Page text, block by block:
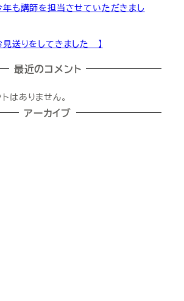
年も講師を担当させていただきまし
見送りをしてきました 】
最近のコメント
はありません。
アーカイブ